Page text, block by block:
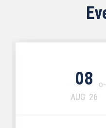
08
AUG 26